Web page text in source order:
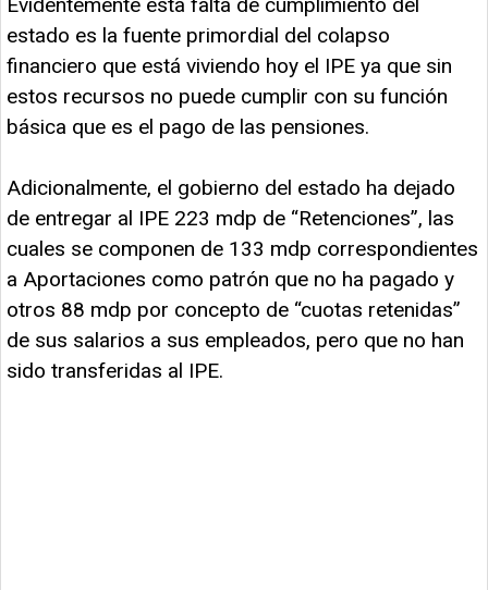
estado es la fuente primordial del colapso
financiero que está viviendo hoy el IPE ya que sin
estos recursos no puede cumplir con su función
básica que es el pago de las pensiones.
Adicionalmente, el gobierno del estado ha dejado
de entregar al IPE 223 mdp de “Retenciones”, las
cuales se componen de 133 mdp correspondientes
a Aportaciones como patrón que no ha pagado y
otros 88 mdp por concepto de “cuotas retenidas”
de sus salarios a sus empleados, pero que no han
sido transferidas al IPE.